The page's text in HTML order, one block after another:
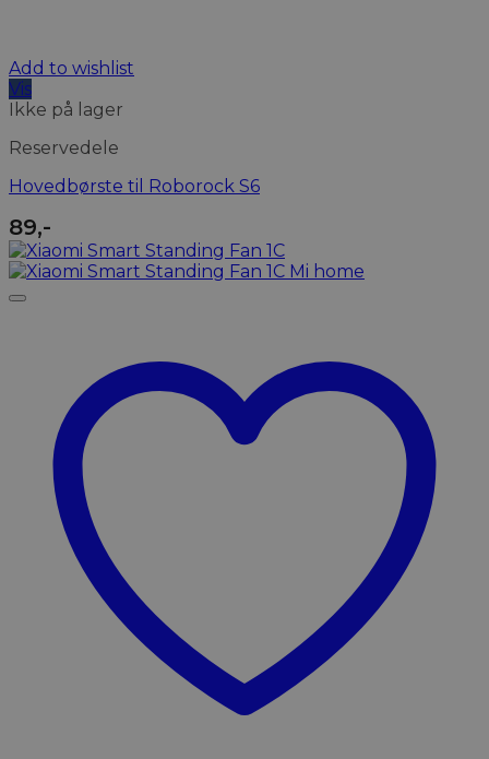
Add to wishlist
Vis
Ikke på lager
Reservedele
Hovedbørste til Roborock S6
89,-